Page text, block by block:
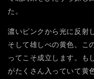
た。
濃いピンクから光に反射
そして雄しべの黄色。こ
ってこそ成立します。も
がたくさん入っていて黄